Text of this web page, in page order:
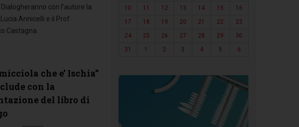
con l’autore la
Annicelli e il Prof.
Castagna.
che e’ Ischia”
con la
del libro di
10
11 12 13 14 15
16
17
18 19 20 21 22
23
24
25 26 27 28 29
30
31
1 2 3 4 5 6